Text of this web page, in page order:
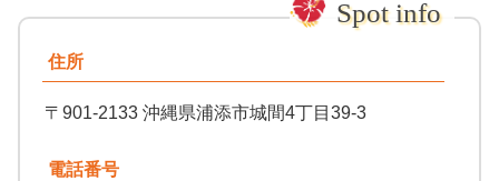
住所
〒901-2133 沖縄県浦添市城間4丁目39-3
電話番号